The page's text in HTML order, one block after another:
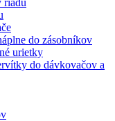
riadu
do zásobníkov
urietky
do dávkovačov a